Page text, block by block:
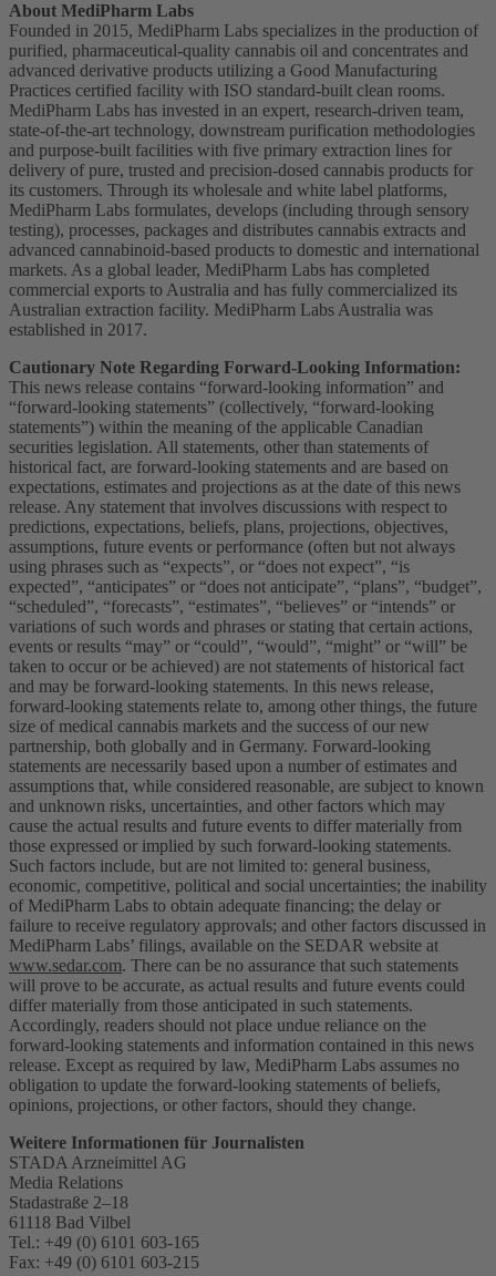
About MediPharm Labs
Founded in 2015, MediPharm Labs specializes in the production of
purified, pharmaceutical-quality cannabis oil and concentrates and
advanced derivative products utilizing a Good Manufacturing
Practices certified facility with ISO standard-built clean rooms.
MediPharm Labs has invested in an expert, research-driven team,
state-of-the-art technology, downstream purification methodologies
and purpose-built facilities with five primary extraction lines for
delivery of pure, trusted and precision-dosed cannabis products for
its customers. Through its wholesale and white label platforms,
MediPharm Labs formulates, develops (including through sensory
testing), processes, packages and distributes cannabis extracts and
advanced cannabinoid-based products to domestic and international
markets. As a global leader, MediPharm Labs has completed
commercial exports to Australia and has fully commercialized its
Australian extraction facility. MediPharm Labs Australia was
established in 2017.
Cautionary Note Regarding Forward-Looking Information:
This news release contains “forward-looking information” and
“forward-looking statements” (collectively, “forward-looking
statements”) within the meaning of the applicable Canadian
securities legislation. All statements, other than statements of
historical fact, are forward-looking statements and are based on
expectations, estimates and projections as at the date of this news
release. Any statement that involves discussions with respect to
predictions, expectations, beliefs, plans, projections, objectives,
assumptions, future events or performance (often but not always
using phrases such as “expects”, or “does not expect”, “is
expected”, “anticipates” or “does not anticipate”, “plans”, “budget”,
“scheduled”, “forecasts”, “estimates”, “believes” or “intends” or
variations of such words and phrases or stating that certain actions,
events or results “may” or “could”, “would”, “might” or “will” be
taken to occur or be achieved) are not statements of historical fact
and may be forward-looking statements. In this news release,
forward-looking statements relate to, among other things, the future
size of medical cannabis markets and the success of our new
partnership, both globally and in Germany. Forward-looking
statements are necessarily based upon a number of estimates and
assumptions that, while considered reasonable, are subject to known
and unknown risks, uncertainties, and other factors which may
cause the actual results and future events to differ materially from
those expressed or implied by such forward-looking statements.
Such factors include, but are not limited to: general business,
economic, competitive, political and social uncertainties; the inability
of MediPharm Labs to obtain adequate financing; the delay or
failure to receive regulatory approvals; and other factors discussed in
MediPharm Labs’ filings, available on the SEDAR website at
www.sedar.com. There can be no assurance that such statements
will prove to be accurate, as actual results and future events could
differ materially from those anticipated in such statements.
Accordingly, readers should not place undue reliance on the
forward-looking statements and information contained in this news
release. Except as required by law, MediPharm Labs assumes no
obligation to update the forward-looking statements of beliefs,
opinions, projections, or other factors, should they change.
Weitere Informationen für Journalisten
STADA Arzneimittel AG
Media Relations
Stadastraße 2–18
61118 Bad Vilbel
Tel.: +49 (0) 6101 603-165
Fax: +49 (0) 6101 603-215